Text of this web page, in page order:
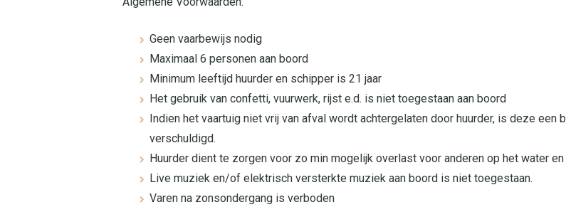
Geen vaarbewijs nodig
Maximaal 6 personen aan boord
Minimum leeftijd huurder en schipper is 21 jaar
Het gebruik van confetti, vuurwerk, rijst e.d. is niet toegestaan aan boord
Indien het vaartuig niet vrij van afval wordt achtergelaten door huurder, is deze een
verschuldigd.
Huurder dient te zorgen voor zo min mogelijk overlast voor anderen op het water
Live muziek en/of elektrisch versterkte muziek aan boord is niet toegestaan.
Varen na zonsondergang is verboden